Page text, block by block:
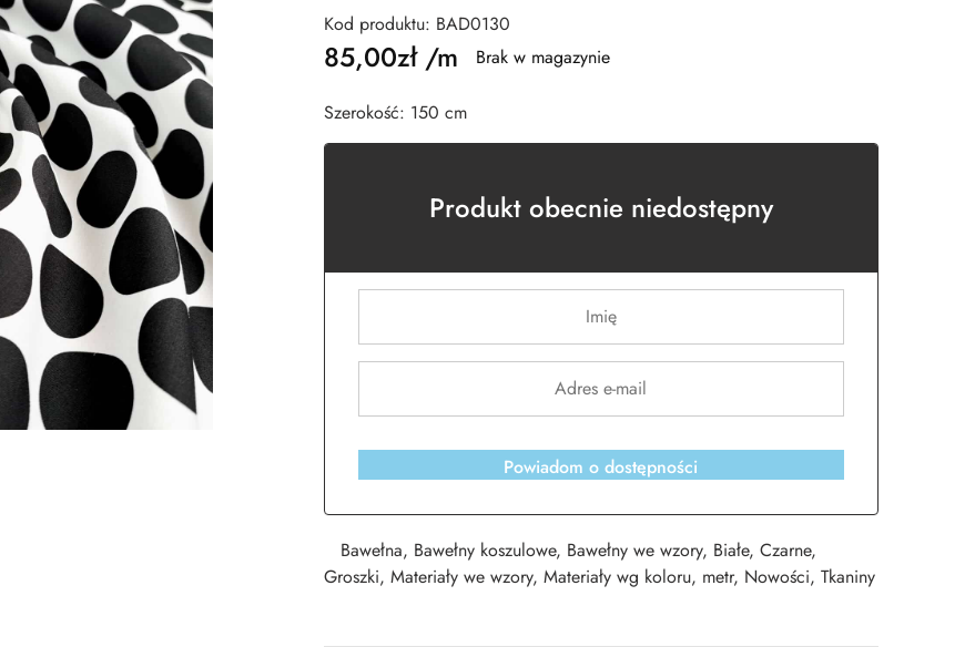
Kod produktu: BAD0130
85,00zł/m Brak w magazynie
Szerokość: 150 cm
Produkt obecnie niedostępny
Powiadom o dostępności
Bawełna, Bawełny koszulowe, Bawełny we wzory, Białe, Czarne,
Groszki, Materiały we wzory, Materiały wg koloru, metr, Nowości, Tkaniny